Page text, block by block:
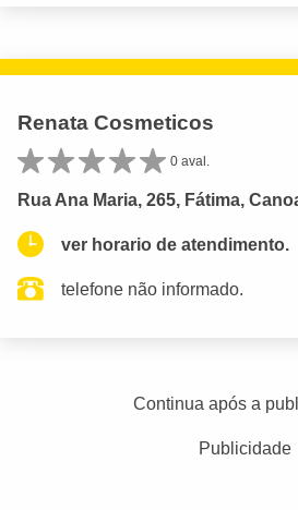
Renata Cosmeticos
0 aval.
Rua Ana Maria, 265, Fátima,
ver horario de atendimento.
telefone não informado.
Continua após a
Publicidade